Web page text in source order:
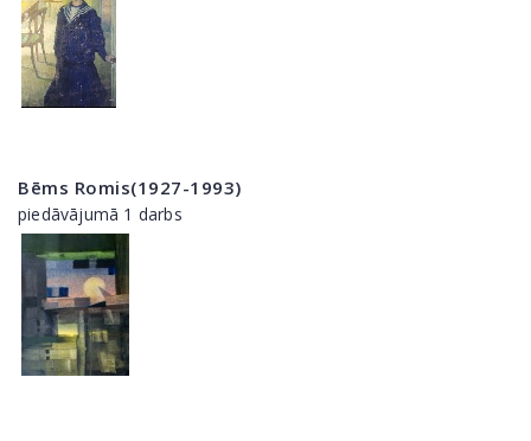
Bēms Romis(1927-1993)
piedāvājumā 1 darbs